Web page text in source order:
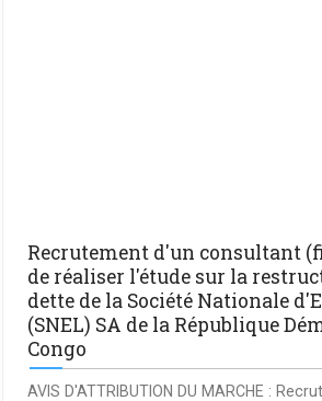
Recrutement d'un consultant
de réaliser l'étude sur la
dette de la Société Nationale
(SNEL) SA de la République
Congo
AVIS D'ATTRIBUTION DU MARCHE :